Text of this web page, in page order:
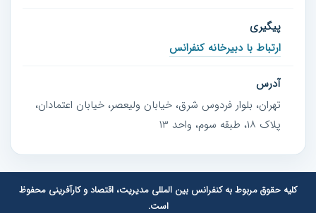
پیگیری
ارتباط با دبیرخانه کنفرانس
آدرس
تهران، بلوار فردوس شرق، خیابان ولیعصر، خیابان اعتمادان،
پلاک ۱۸، طبقه سوم، واحد ۱۳
کلیه حقوق مربوط به کنفرانس بین المللی مدیریت، اقتصاد و کارآفرینی محفوظ
است.